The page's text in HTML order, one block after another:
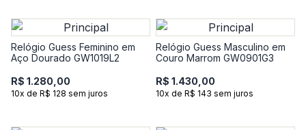
Relógio Guess Feminino em
Aço Dourado GW1019L2
R$ 1.280,00
10x de R$ 128 sem juros
Relógio Guess Masculino em
Couro Marrom GW0901G3
R$ 1.430,00
10x de R$ 143 sem juros